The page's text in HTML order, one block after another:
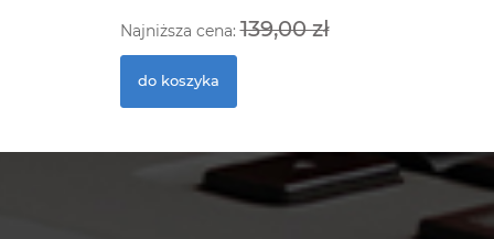
Najniższa cena:139,00 zł
do koszyka